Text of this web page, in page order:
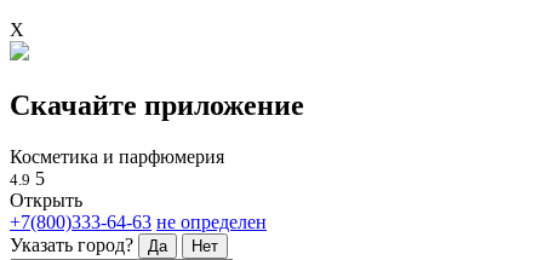
X
Скачайте приложение
Косметика и парфюмерия
4.9 5
Открыть
+7(800)333-64-63 не определен
Указать город?
Да Нет